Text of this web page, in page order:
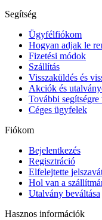
Segítség
Ügyfélfiókom
Hogyan adjak le
Fizetési módok
Szállítás
Visszaküldés és
Akciók és
További segítségre
Céges ügyfelek
Fiókom
Bejelentkezés
Regisztráció
Elfelejtette
Hol van a
Utalvány beváltása
Hasznos információk